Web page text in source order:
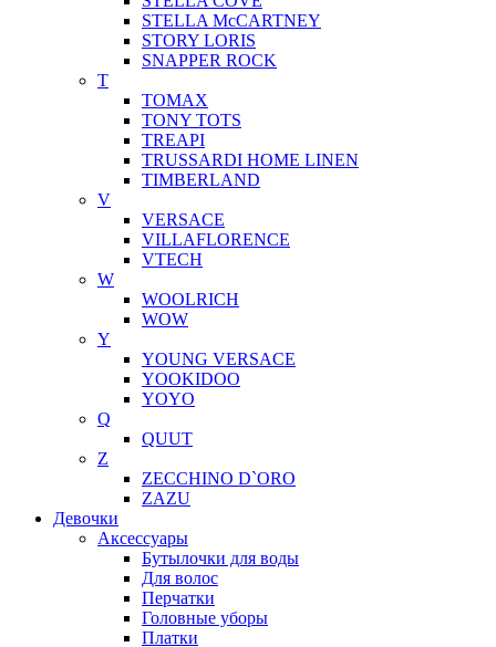
STELLA McCARTNEY
STORY LORIS
SNAPPER ROCK
T
TOMAX
TONY TOTS
TREAPI
TRUSSARDI HOME LINEN
TIMBERLAND
V
VERSACE
VILLAFLORENCE
VTECH
W
WOOLRICH
WOW
Y
YOUNG VERSACE
YOOKIDOO
YOYO
Q
QUUT
Z
ZECCHINO D`ORO
ZAZU
Девочки
Аксессуары
Бутылочки для воды
Для волос
Перчатки
Головные уборы
Платки